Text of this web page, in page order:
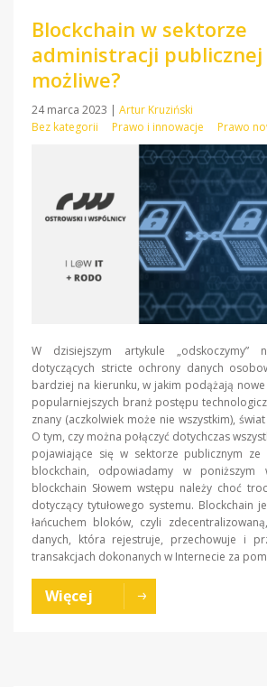
Blockchain w sektorze
administracji publicznej
możliwe?
24 marca 2023 | Artur Kruziński
Bez kategorii
Prawo i innowacje Prawo
W dzisiejszym artykule
dotyczących stricte ochrony danych
bardziej na kierunku, w jakim podążają
popularniejszych branż postępu
znany (aczkolwiek może nie wszystkim),
O tym, czy można połączyć dotychczas
pojawiające się w sektorze publicznym ze
blockchain, odpowiadamy w poniższym
blockchain Słowem wstępu należy choć
dotyczący tytułowego systemu. Blockchain
łańcuchem bloków, czyli
danych, która rejestruje, przechowuje i
transakcjach dokonanych w Internecie za
Więcej